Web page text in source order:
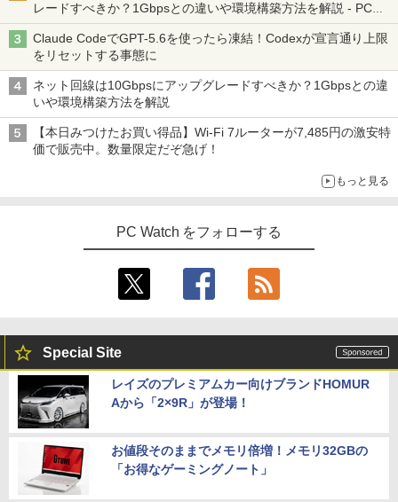
スーパーの裏でヤニ吸うふたり 9巻 (デジタル
版ビッグガンガンコミックス)
￥810
【★最大100%ポイント】【新生活応援・
2026】【Office 2024 H&B】【WEBカメ
ラ×テンキー】富士通 LIFEBOOK A5510/
Core i5-10210U/メモリ: 8GB/16GB/32G
B/SSD:256GB/512GB/1TB/Wi-fi/Blueto
oth/15.6型/HDMI/USB3.2/パソコン 中古
PC 中古ノートパソコン Windows11
中古ノートパソコン Lenovo ThinkPad
T14 第10世代 Core i5 Windows11 Pro
B/1TB選択可 14型 軽量 モバイル ビジネ
ス 在宅勤務 学生向け
【6,000円クーポンOFF】 ノートパソコ
ン 15.6インチ ノートPC Intel N95 12GB
静音 office デスクトップ オフィス pc テ
ンキー付 軽量 日本語キーボード BMAX
X15pro
AVIE Desk All-in-one DA370/FAW [ファ
インホワイト]//【パソコン】
￥17,160
4
【Windows11】 【超小型】 DELL Opti
Plex 3060 Micro マイクロ MFF 第8世代
Core i5 8400T/1.70GHz 8GB SSD256G
ice 無線LAN 中古パソコン デスクトップ
￥22,500
中古パソコン 一体型 富士通 ESPRIMO
LAN Bluetooth 3ヶ月保証 wd2670 中古
￥22,800
￥9,880
4
【IPSパネル/フレームレス】 液晶モニタ
ー 27インチ PS5 対応 フルHD スピーカ
ー 内蔵 VESA 対応 リフレッシュレート 1
00Hz HDMI RGB JAPANNEXT JN-IPS27
1FHD 27型 JNIPS271FHD ジャパンネク
ゲーミングモニター 24.5インチ 200Hz /
165Hz / 144Hz モニター 1ms pcモニタ
￥22,999
4
地球の歩き方 スター・ウォーズ [ 地球
の歩き方編集室 ]
￥2,750
VI/NYL #030 Kis-My-Ft2 [ VI/NYL編集部
レードすべきか？1Gbpsとの違いや環境構築方法を解説 - PC
Watch
Claude CodeでGPT-5.6を使ったら凍結！Codexが宣言通り上限
をリセットする事態に
ネット回線は10Gbpsにアップグレードすべきか？1Gbpsとの違
いや環境構築方法を解説
【本日みつけたお買い得品】Wi-Fi 7ルーターが7,485円の激安特
価で販売中。数量限定だぞ急げ！
もっと見る
PC Watch をフォローする
Special Site
レイズのプレミアムカー向けブランドHOMUR
Aから「2×9R」が登場！
お値段そのままでメモリ倍増！メモリ32GBの
「お得なゲーミングノート」